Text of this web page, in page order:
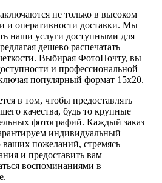
не только в высоком
и оперативности доставки. Мы
наши услуги доступными для
дешево распечатать
Выбирая ФотоПочту, вы
и профессиональной
популярный формат 15х20.
в том, чтобы предоставлять
качества, будь то крупные
фотографий. Каждый заказ
индивидуальный
пожеланий, стремясь
и предоставить вам
воспоминаниями в